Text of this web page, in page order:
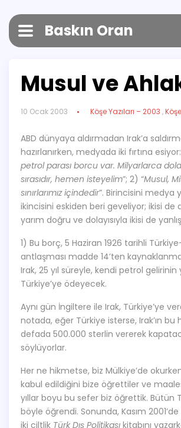
Baskın Oran
Musul ve
10 Ocak 2003 Köşe Yazıları – 2003 ,
ABD dünyaya aldırmadan Irak’a
hazırlanırken, medyada iki fırtına esiyor:
petrol parası borcu var. Milyarlarca
sırasıdır, hemen isteyelim”; 2) “Musul,
sınırlarımız içindedir”. Birincisini medya
ikincisini eskiden beri geveliyor; ikisi de
yarım doğru ve dolayısıyla ikisi de
1) Bu borç, 5 Haziran 1926 tarihli
antlaşması madde 14’ten
Irak, 25 yıl süreyle, kendi petrol gelirinin
Türkiye’ye ödeyecek.
Aynı gün İngiltere ile Irak, Türkiye’ye
notada, eğer Türkiye isterse, Irak’ın bu
defada 500.000 sterlin vererek
söylüyorlar.
Her ne hikmetse, biz Mülkiye’de
kabul edildiğini bize öğrettiler ve
yıllar boyu bu sefer biz öğrettik. Bütün
böyle öğrendi. Sonunda, Kasım 2001’de
iki ciltlik Türk Dış Politikası kitabını